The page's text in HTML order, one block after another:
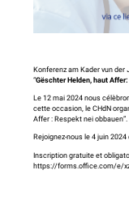
Konferenz am Kader vun der
“Gëschter Helden, haut
Le 12 mai 2024 nous
cette occasion, le CHdN
Affer : Respekt nei obbauen”.
Rejoignez-nous le 4 juin
Inscription gratuite et
https://forms.office.com/e/